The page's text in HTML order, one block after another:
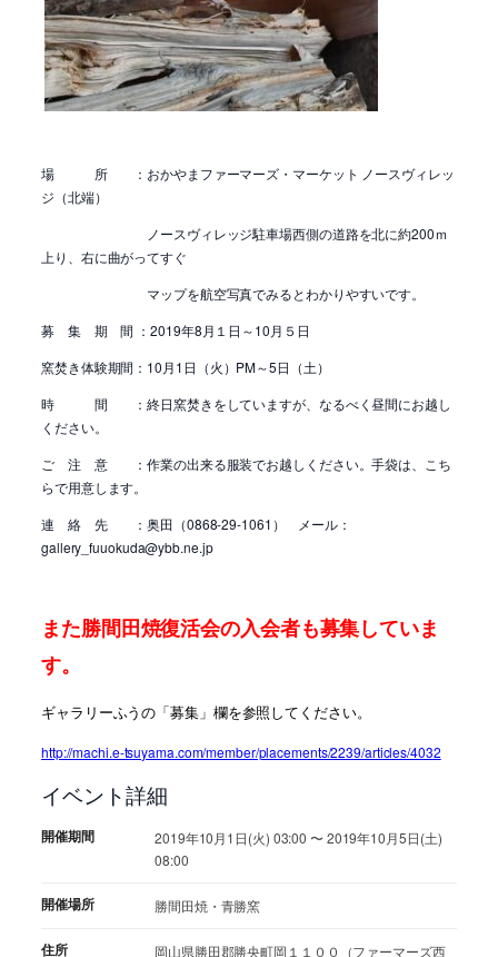
場 所 ：おかやまファーマーズ・マーケット ノースヴィレッ
ジ（北端）
ノースヴィレッジ駐車場西側の道路を北に約200ｍ
上り、右に曲がってすぐ
マップを航空写真でみるとわかりやすいです。
募 集 期 間 ：2019年8月１日～10月５日
窯焚き体験期間：10月1日（火）PM～5日（土）
時 間 ：終日窯焚きをしていますが、なるべく昼間にお越し
ください。
ご 注 意 ：作業の出来る服装でお越しください。手袋は、こち
らで用意します。
連 絡 先 ：奥田（0868-29-1061） メール：
gallery_fuuokuda@ybb.ne.jp
また勝間田焼復活会の入会者も募集していま
す。
ギャラリーふうの「募集」欄を参照してください。
http://machi.e-tsuyama.com/member/placements/2239/articles/4032
イベント詳細
開催期間
2019年10月1日(火) 03:00 〜 2019年10月5日(土)
08:00
開催場所 勝間田焼・青勝窯
住所 岡山県勝田郡勝央町岡１１００（ファーマーズ西